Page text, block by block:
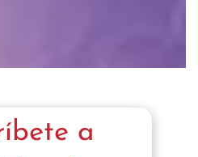
a